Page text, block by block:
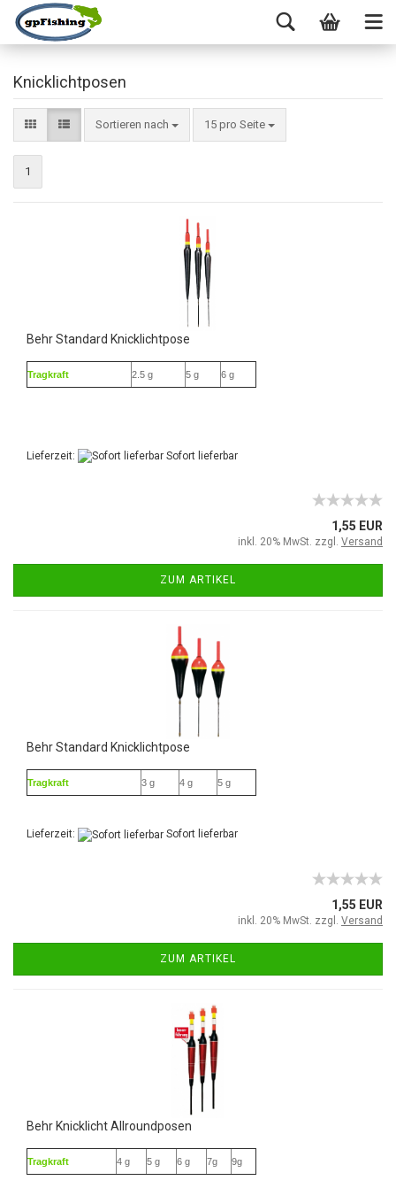
Knicklichtposen
Sortieren nach 15 pro Seite
1
Behr Standard Knicklichtpose
Tragkraft 2.5 g 5 g 6 g
Lieferzeit: Sofort lieferbar
1,55 EUR
inkl. 20% MwSt. zzgl. Versand
ZUM ARTIKEL
Behr Standard Knicklichtpose
Tragkraft 3 g 4 g 5 g
Lieferzeit: Sofort lieferbar
1,55 EUR
inkl. 20% MwSt. zzgl. Versand
ZUM ARTIKEL
Behr Knicklicht Allroundposen
Tragkraft 4 g 5 g 6 g 7g 9g